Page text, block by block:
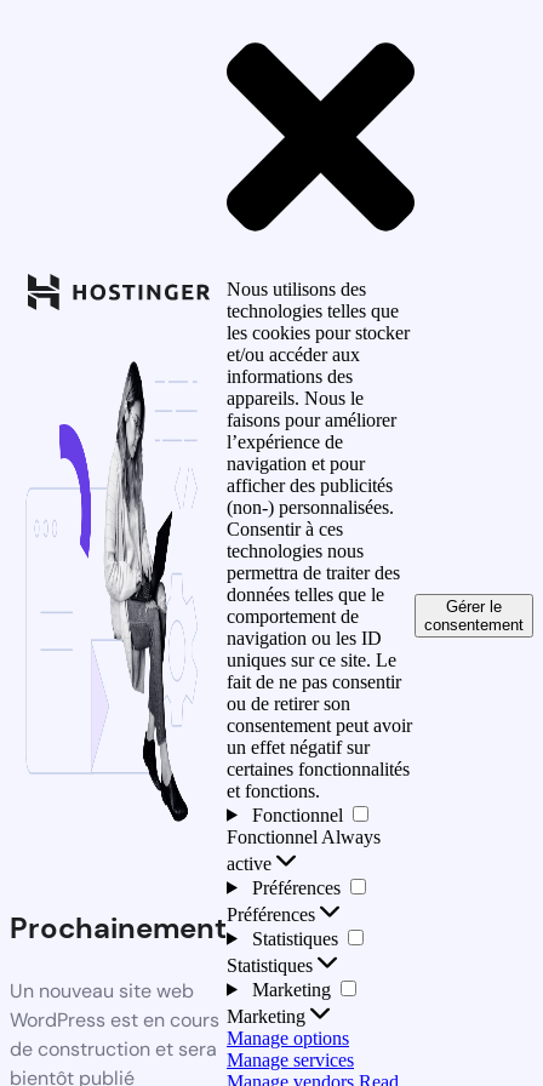
Prochainement
Un nouveau site web
WordPress est en cours
de construction et sera
bientôt publié
Nous utilisons des
technologies telles que
les cookies pour stocker
et/ou accéder aux
informations des
appareils. Nous le
faisons pour améliorer
l’expérience de
navigation et pour
afficher des publicités
(non-) personnalisées.
Consentir à ces
technologies nous
permettra de traiter des
données telles que le
comportement de
navigation ou les ID
uniques sur ce site. Le
fait de ne pas consentir
ou de retirer son
consentement peut avoir
un effet négatif sur
certaines fonctionnalités
et fonctions.
Fonctionnel
Fonctionnel Always
active
Préférences
Préférences
Statistiques
Statistiques
Marketing
Marketing
Manage options
Manage services
Manage vendors Read
Gérer le
consentement